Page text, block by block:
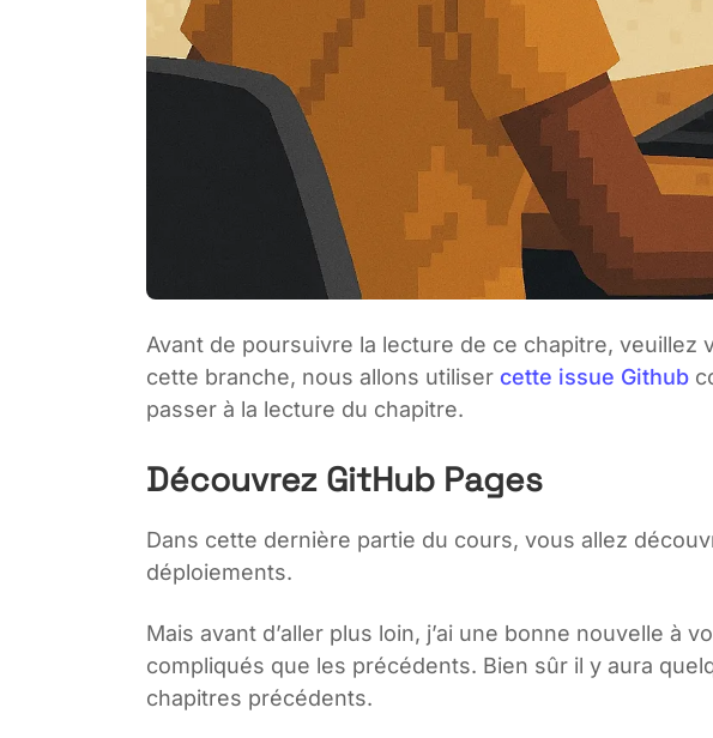
Avant de poursuivre la lecture de ce chapitre, veuillez
cette branche, nous allons utiliser cette issue Github
passer à la lecture du chapitre.
Découvrez GitHub Pages
Dans cette dernière partie du cours, vous allez
déploiements.
Mais avant d’aller plus loin, j’ai une bonne nouvelle
compliqués que les précédents. Bien sûr il y aura
chapitres précédents.